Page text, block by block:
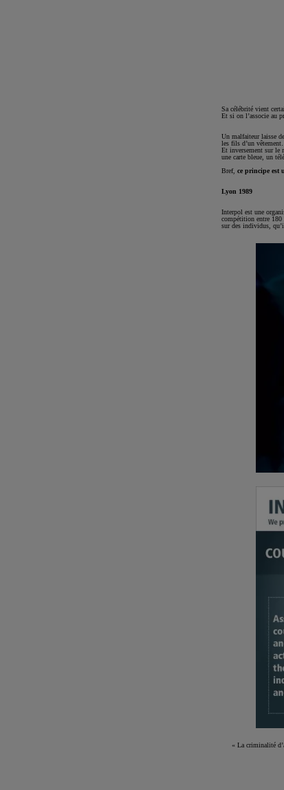
Sa célébrité vient
Et si on l’associe au
Un malfaiteur laisse
les fils d’un
Et inversement sur le
une carte bleue, un
Bref, ce principe est
Lyon 1989
Interpol est une
compétition entre 180
sur des individus,
« La criminalité